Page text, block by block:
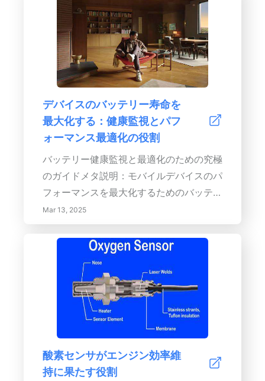
つまり、安全基準の向上、運用効率の向
上、コスト管理、従業員の士気を高めるこ
とについて探ります。業界標準に従った主
要要素と継続的改善のためのベストプラク
ティスを盛り込んだ効果的な検査スケジュ
ールの実施方法を学びます。構造化された
評価を優先することによって、コンプライ
アンスを確保するだけでなく、長期的な成
長と成功を促進することで、ビジネスの可
能性を引き出しましょう。
デバイスのバッテリー寿命を
最大化する：健康監視とパフ
ォーマンス最適化の役割
バッテリー健康監視と最適化のための究極
のガイドメタ説明：モバイルデバイスのパ
フォーマンスを最大化するためのバッテリ
ー健康監視の重要性を発見してください。
バッテリーメトリクス、定期的な監視の利
点、最適化技術、および最新のテクノロジ
ーについて学びましょう。専門家の洞察を
通じてデバイスの寿命を延ばし、交換費用
を節約し、持続可能な技術の使用を取り入
れましょう。コンテンツの要約：バッテリ
ーの健康を理解することは、モバイルデバ
イスが最適に機能し、充電の合間に長持ち
するために不可欠です。この包括的なガイ
ドでは、バッテリー健康の監視の重要性を
Mar 13, 2025
酸素センサがエンジン効率維
持に果たす役割